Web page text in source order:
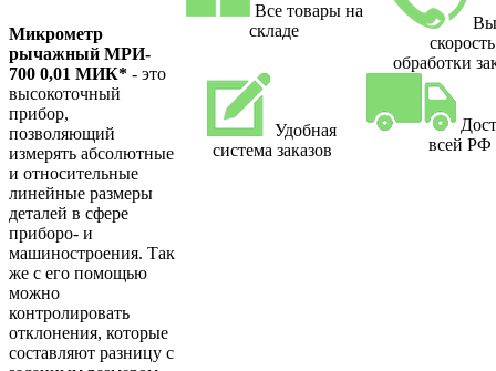
Микрометр
рычажный МРИ-
700 0,01 МИК* - это
высокоточный
прибор,
позволяющий
измерять абсолютные
и относительные
линейные размеры
деталей в сфере
приборо- и
машиностроения. Так
же с его помощью
можно
контролировать
отклонения, которые
составляют разницу с
Все товары на
складе
скорость
обработки
Удобная
система заказов
всей РФ